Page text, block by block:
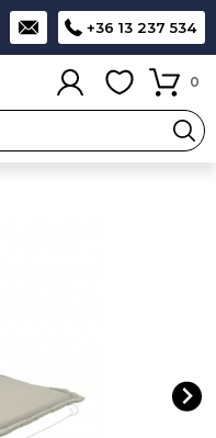
A legjobb design-
+36 13 237 534
0